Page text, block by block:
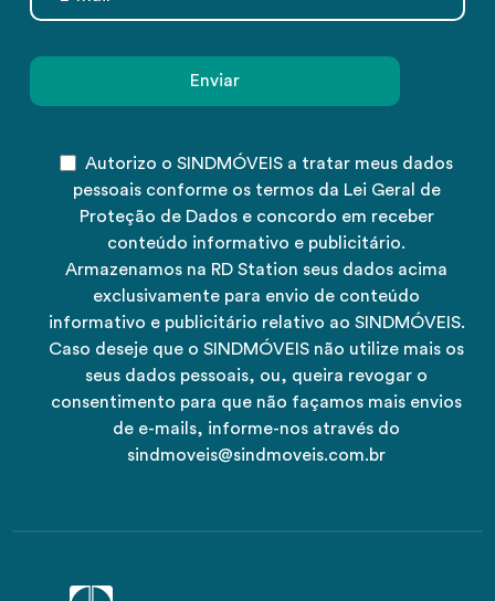
Autorizo o SINDMÓVEIS a tratar meus dados
pessoais conforme os termos da Lei Geral de
Proteção de Dados e concordo em receber
conteúdo informativo e publicitário.
Armazenamos na RD Station seus dados acima
exclusivamente para envio de conteúdo
informativo e publicitário relativo ao SINDMÓVEIS.
Caso deseje que o SINDMÓVEIS não utilize mais os
seus dados pessoais, ou, queira revogar o
consentimento para que não façamos mais envios
de e-mails, informe-nos através do
sindmoveis@sindmoveis.com.br